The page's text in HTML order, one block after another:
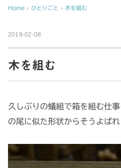
Home › ひとりごと › 木を組む
2019-02-08
木を組む
久しぶりの蟻組で箱を組む仕
の尾に似た形状からそうよばれ